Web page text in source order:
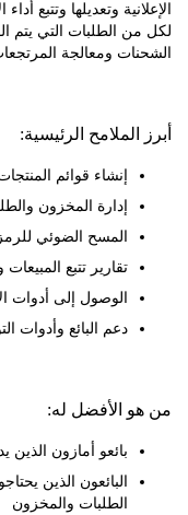
وتعديلها وتتبع أداء
ومعالجة المرتجعات.
الرئيسية:
إنشاء قوائم المنتجات
إدارة المخزون والطلبات
المسح الضوئي للرمز
تقارير تتبع المبيعات
الوصول إلى أدوات الإعلان
دعم البائع وأدوات التواصل
الأفضل له:
بائعو أمازون الذين يديرون
البائعون الذين يحتاجون إلى
الطلبات والمخزون